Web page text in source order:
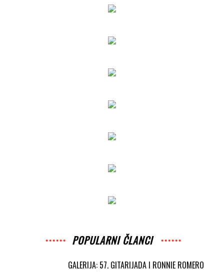
POPULARNI ČLANCI
GALERIJA: 57. GITARIJADA I RONNIE ROMERO